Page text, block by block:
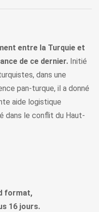
entre la Turquie et
de ce dernier. Initié
dans une
pan-turque, il a donné
aide logistique
dans le conflit du Haut-
format,
16 jours.